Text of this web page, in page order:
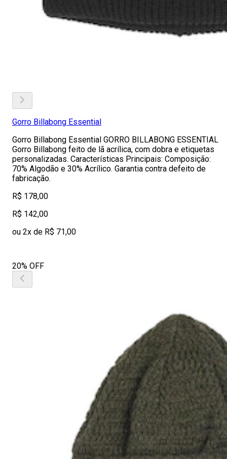
Gorro Billabong Essential
Gorro Billabong Essential GORRO BILLABONG ESSENTIAL
Gorro Billabong feito de lã acrílica, com dobra e etiquetas
personalizadas. Características Principais: Composição:
70% Algodão e 30% Acrílico. Garantia contra defeito de
fabricação.
R$ 178,00
R$ 142,00
ou 2x de R$ 71,00
20% OFF